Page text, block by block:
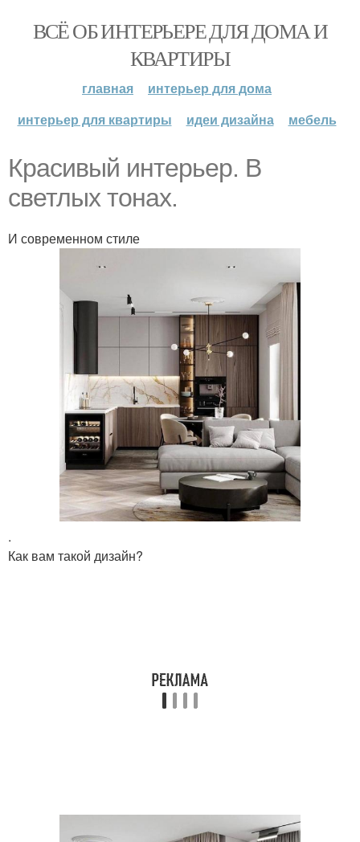
ВСЁ ОБ ИНТЕРЬЕРЕ ДЛЯ ДОМА И
КВАРТИРЫ
главная
интерьер для дома
интерьер для квартиры
идеи дизайна мебель
Красивый интерьер. В
светлых тонах.
И современном стиле
.
Как вам такой дизайн?